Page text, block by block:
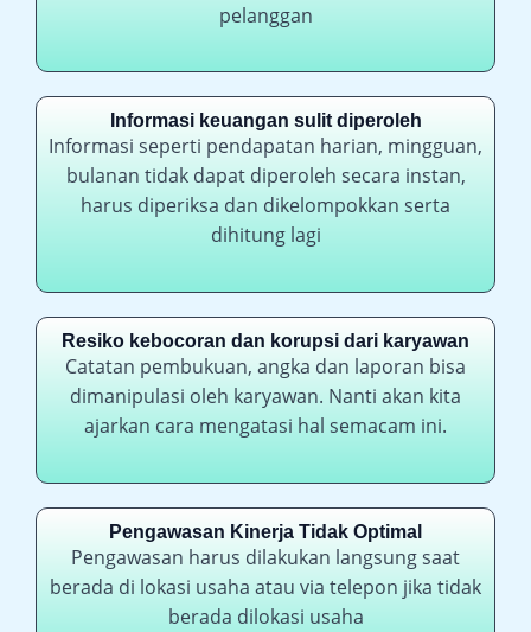
pelanggan
Informasi keuangan sulit diperoleh
Informasi seperti pendapatan harian, mingguan,
bulanan tidak dapat diperoleh secara instan,
harus diperiksa dan dikelompokkan serta
dihitung lagi
Resiko kebocoran dan korupsi dari karyawan
Catatan pembukuan, angka dan laporan bisa
dimanipulasi oleh karyawan. Nanti akan kita
ajarkan cara mengatasi hal semacam ini.
Pengawasan Kinerja Tidak Optimal
Pengawasan harus dilakukan langsung saat
berada di lokasi usaha atau via telepon jika tidak
berada dilokasi usaha